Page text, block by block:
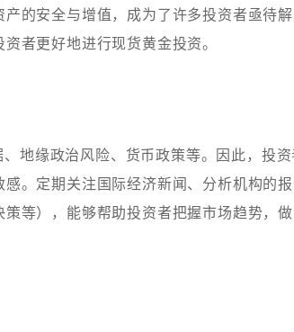
的安全与增值，成为了许多投资者亟待
者更好地进行现货黄金投资。
地缘政治风险、货币政策等。因此，投资
。定期关注国际经济新闻、分析机构的报
等），能够帮助投资者把握市场趋势，